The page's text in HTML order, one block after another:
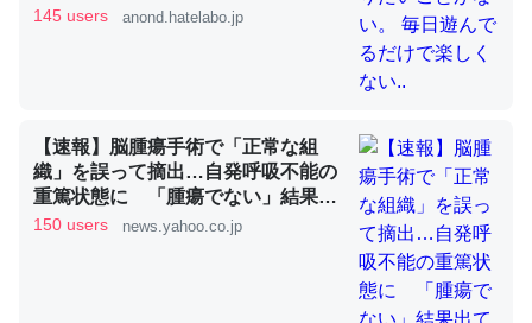
論文では「淡水はカルシウムも酸素も不足してて両方に不
利だから両方が拮抗してるのでは」とあって面白い。海に
いる鋏角類（カブトガニ・ウミグモ）はカルシウムを使わ
ずキチンを強化してる筈だが、酵素が違うのか？
─ニュース :: 【研究発表】昆虫学の大問題＝「昆虫はなぜ海にいな
145 users anond.hatelabo.jp
【速報】脳腫瘍手術で「正常な組
織」を誤って摘出…自発呼吸不能の
重篤状態に 「腫瘍でない」結果出
ても“勘違い”で摘出継続 通常の生
150 users news.yahoo.co.jp